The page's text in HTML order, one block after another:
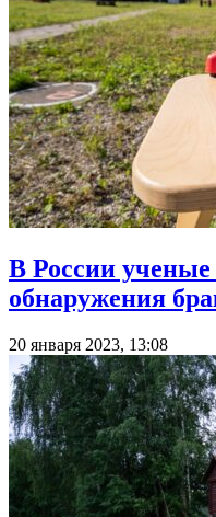
В России ученые
обнаружения
20 января 2023, 13:08